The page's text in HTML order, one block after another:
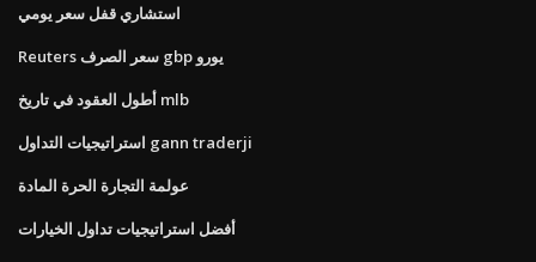
استشاري قفل سعر يومي
Reuters سعر الصرف gbp يورو
أطول العقود في تاريخ mlb
استراتيجيات التداول gann traderji
عولمة التجارة الحرة المادة
أفضل استراتيجيات تداول الخيارات